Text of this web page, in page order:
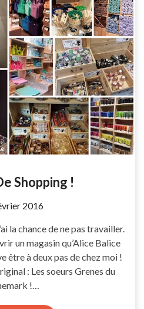
Shopping !
2016
la chance de ne pas travailler.
un magasin qu’Alice Balice
être à deux pas de chez moi !
: Les soeurs Grenes du
!…